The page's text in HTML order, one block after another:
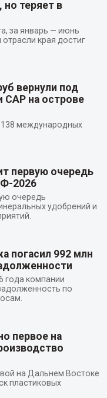
теряет в
за январь — июнь
края достиг
вернули под
САР на острове
международных
первую очередь
2026
очередь
удобрений и
погасил 992 млн
года компании
по
первое на
на Дальнем Востоке
пластиковых